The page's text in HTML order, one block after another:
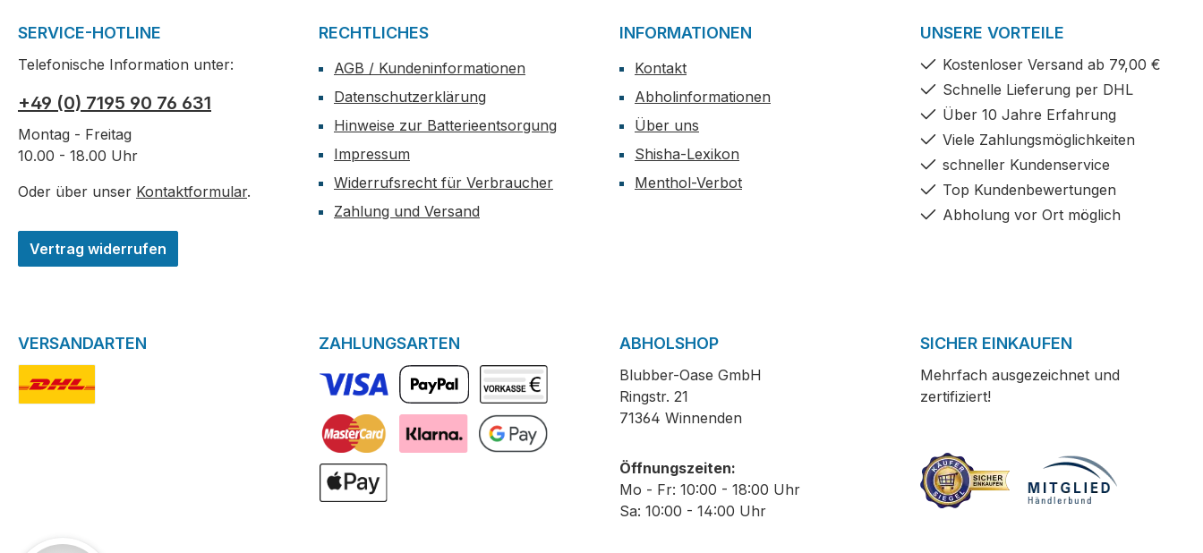
SERVICE-HOTLINE
Telefonische Information unter:
+49 (0) 7195 90 76 631
Montag - Freitag
10.00 - 18.00 Uhr
Oder über unser Kontaktformular.
Vertrag widerrufen
RECHTLICHES
AGB / Kundeninformationen
Datenschutzerklärung
Hinweise zur Batterieentsorgung
Impressum
Widerrufsrecht für Verbraucher
Zahlung und Versand
INFORMATIONEN
Kontakt
Abholinformationen
Über uns
Shisha-Lexikon
Menthol-Verbot
UNSERE VORTEILE
Kostenloser Versand ab 79,00 €
Schnelle Lieferung per DHL
Über 10 Jahre Erfahrung
Viele Zahlungsmöglichkeiten
schneller Kundenservice
Top Kundenbewertungen
Abholung vor Ort möglich
VERSANDARTEN ZAHLUNGSARTEN
Vorkasse
PayPal
Kreditkarte
VISA Logo
ABHOLSHOP
Blubber-Oase GmbH
Ringstr. 21
71364 Winnenden
Öffnungszeiten:
Mo - Fr: 10:00 - 18:00 Uhr
Sa: 10:00 - 14:00 Uhr
SICHER EINKAUFEN
Mehrfach ausgezeichnet und
zertifiziert!